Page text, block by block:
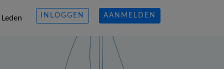
Leden INLOGGEN AANMELDEN